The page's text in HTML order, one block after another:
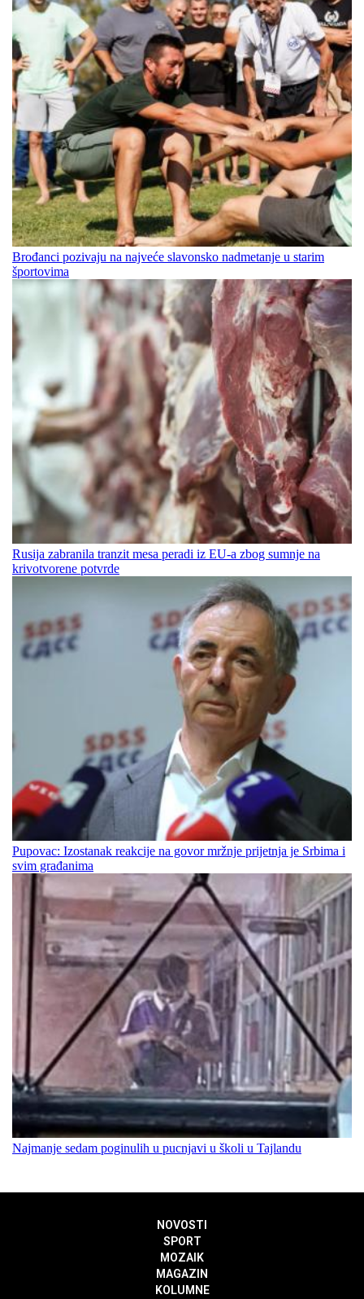
Brođanci pozivaju na najveće slavonsko nadmetanje u starim
športovima
Rusija zabranila tranzit mesa peradi iz EU-a zbog sumnje na
krivotvorene potvrde
Pupovac: Izostanak reakcije na govor mržnje prijetnja je Srbima i
svim građanima
Najmanje sedam poginulih u pucnjavi u školi u Tajlandu
NOVOSTI
SPORT
MOZAIK
MAGAZIN
KOLUMNE